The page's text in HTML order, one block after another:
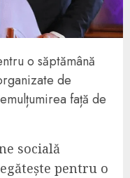
o săptămână
de
față de
socială
pentru o